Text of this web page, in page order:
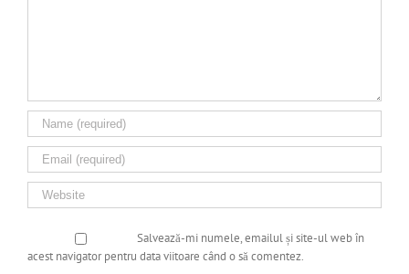
Salvează-mi numele, emailul și site-ul web în
acest navigator pentru data viitoare când o să comentez.